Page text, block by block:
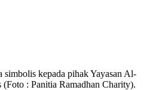
simbolis kepada pihak Yayasan Al-
: Panitia Ramadhan Charity).